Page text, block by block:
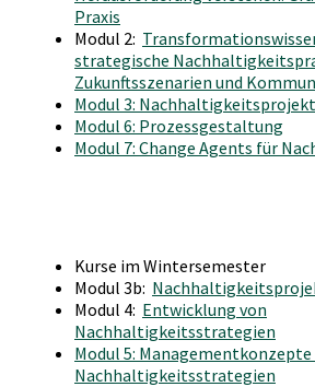
Praxis
Modul 2:
strategische
Zukunftsszenarien und
Modul 3: Nachhaltigkeitsprojekt
Modul 6: Prozessgestaltung
Modul 7: Change Agents für
Kurse im Wintersemester
Modul 3b:
Modul 4: Entwicklung von
Nachhaltigkeitsstrategien
Modul 5:
Nachhaltigkeitsstrategien